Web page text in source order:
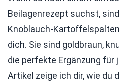
Beilagenrezept suchst,
Knoblauch-
dich. Sie sind goldbraun,
die perfekte Ergänzung für
Artikel zeige ich dir, wie du